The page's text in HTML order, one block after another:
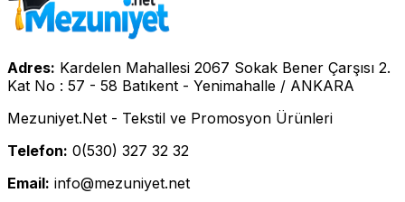
Adres: Kardelen Mahallesi 2067 Sokak Bener Çarşısı 2.
Kat No : 57 - 58 Batıkent - Yenimahalle / ANKARA
Mezuniyet.Net - Tekstil ve Promosyon Ürünleri
Telefon: 0(530) 327 32 32
Email: info@mezuniyet.net